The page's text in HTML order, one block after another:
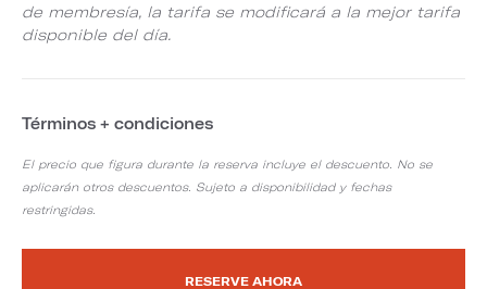
de membresía, la tarifa se modificará a la mejor tarifa
disponible del día.
Términos + condiciones
El precio que figura durante la reserva incluye el descuento. No se
aplicarán otros descuentos. Sujeto a disponibilidad y fechas
restringidas.
RESERVE AHORA